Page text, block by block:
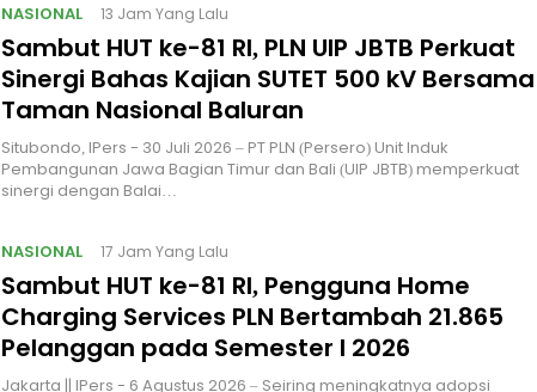
NASIONAL 13 Jam Yang Lalu
Sambut HUT ke-81 RI, PLN UIP JBTB Perkuat
Sinergi Bahas Kajian SUTET 500 kV Bersama
Taman Nasional Baluran
Situbondo, IPers - 30 Juli 2026 – PT PLN (Persero) Unit Induk
Pembangunan Jawa Bagian Timur dan Bali (UIP JBTB) memperkuat
sinergi dengan Balai…
NASIONAL 17 Jam Yang Lalu
Sambut HUT ke-81 RI, Pengguna Home
Charging Services PLN Bertambah 21.865
Pelanggan pada Semester I 2026
Jakarta || IPers - 6 Agustus 2026 – Seiring meningkatnya adopsi